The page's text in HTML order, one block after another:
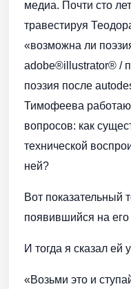
медиа. Почти сто
травестируя
«возможна ли
аdobe®illustrator® /
поэзия после
Тимофеева
вопросов: как
технической
ней?
Вот показательный
появившийся на
И тогда я сказал ей
«Возьми это и